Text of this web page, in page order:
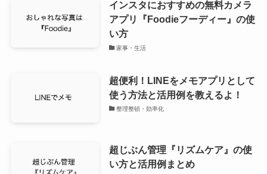
インスタにおすすめの無料カメラ
アプリ『Foodieフーディー』の使
い方
家事・生活
超便利！LINEをメモアプリとして
使う方法と活用例を教えるよ！
整理整頓・効率化
超じぶん管理『リズムケア』の使
い方と活用例まとめ